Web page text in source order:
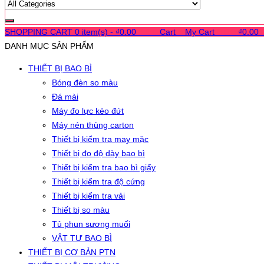
SHOPPING CART 0 item(s) - ₫0.00 Cart My Cart ₫0.00
DANH MỤC SẢN PHẨM
THIẾT BỊ BAO BÌ
Bóng đèn so màu
Đá mài
Máy đo lực kéo đứt
Máy nén thùng carton
Thiết bị kiểm tra may mặc
Thiết bị đo độ dày bao bì
Thiết bị kiểm tra bao bì giấy
Thiết bị kiểm tra độ cứng
Thiết bị kiểm tra vải
Thiết bị so màu
Tủ phun sương muối
VẬT TƯ BAO BÌ
THIẾT BỊ CƠ BẢN PTN